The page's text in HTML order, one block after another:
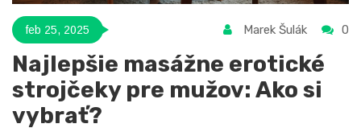
feb 25, 2025 Marek Šulák 0
Najlepšie masážne erotické
strojčeky pre mužov: Ako si
vybrať?